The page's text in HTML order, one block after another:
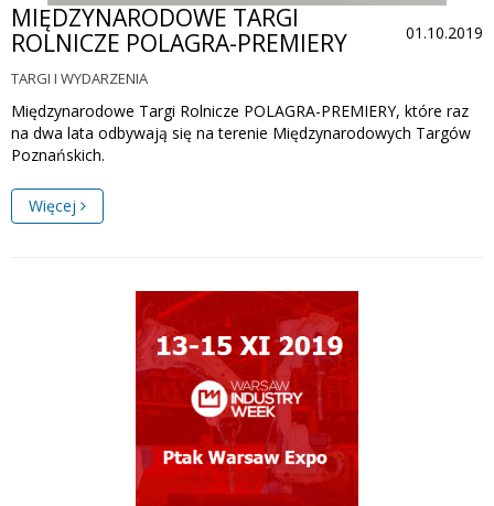
01.10.2019
MIĘDZYNARODOWE TARGI
ROLNICZE POLAGRA-PREMIERY
TARGI I WYDARZENIA
Międzynarodowe Targi Rolnicze POLAGRA-PREMIERY, które raz
na dwa lata odbywają się na terenie Międzynarodowych Targów
Poznańskich.
Więcej